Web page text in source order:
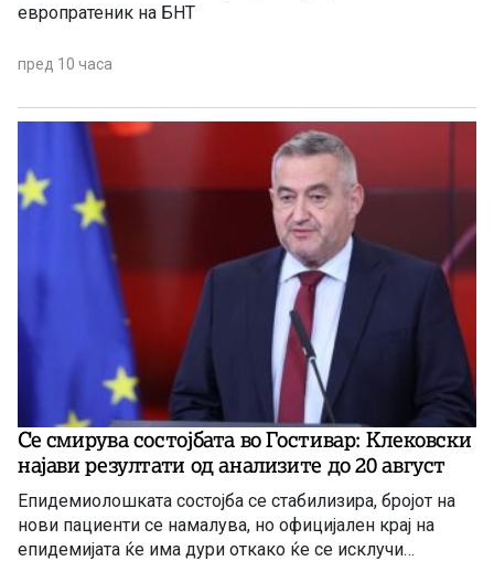
европратеник на БНТ
пред 10 часа
Се смирува состојбата во Гостивар: Клековски
најави резултати од анализите до 20 август
Епидемиолошката состојба се стабилизира, бројот на
нови пациенти се намалува, но официјален крај на
епидемијата ќе има дури откако ќе се исклучи